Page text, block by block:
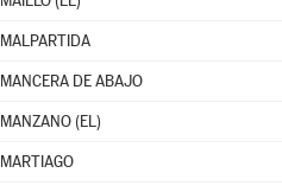
MALPARTIDA
MANCERA DE ABAJO
MANZANO (EL)
MARTIAGO